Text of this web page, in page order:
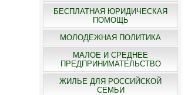
БЕСПЛАТНАЯ ЮРИДИЧЕСКАЯ
ПОМОЩЬ
МОЛОДЕЖНАЯ ПОЛИТИКА
МАЛОЕ И СРЕДНЕЕ
ПРЕДПРИНИМАТЕЛЬСТВО
ЖИЛЬЕ ДЛЯ РОССИЙСКОЙ
СЕМЬИ